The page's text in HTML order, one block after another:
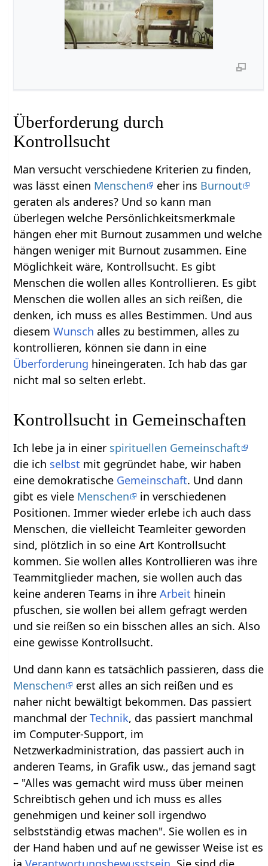
Überforderung durch
Kontrollsucht
Man versucht verschiedene Kriterien zu finden,
was lässt einen Menschen eher ins Burnout
geraten als anderes? Und so kann man
überlegen welche Persönlichkeitsmerkmale
hängen eher mit Burnout zusammen und welche
hängen weniger mit Burnout zusammen. Eine
Möglichkeit wäre, Kontrollsucht. Es gibt
Menschen die wollen alles Kontrollieren. Es gibt
Menschen die wollen alles an sich reißen, die
denken, ich muss es alles Bestimmen. Und aus
diesemWunsch alles zu bestimmen, alles zu
kontrollieren, können sie dann in eine
Überforderung hineingeraten. Ich hab das gar
nicht mal so selten erlebt.
Kontrollsucht in Gemeinschaften
Ich lebe ja in einer spirituellen Gemeinschaft
die ich selbst mit gegründet habe, wir haben
eine demokratische Gemeinschaft. Und dann
gibt es viele Menschen
in verschiedenen
Positionen. Immer wieder erlebe ich auch dass
Menschen, die vielleicht Teamleiter geworden
sind, plötzlich in so eine Art Kontrollsucht
kommen. Sie wollen alles Kontrollieren was ihre
Teammitglieder machen, sie wollen auch das
keine anderen Teams in ihreArbeit hinein
pfuschen, sie wollen bei allem gefragt werden
und sie reißen so ein bisschen alles an sich. Also
eine gewisse Kontrollsucht.
Und dann kann es tatsächlich passieren, dass die
Menschen
erst alles an sich reißen und es
naher nicht bewältigt bekommen. Das passiert
manchmal derTechnik, das passiert manchmal
im Computer-Support, im
Netzwerkadministration, das passiert auch in
anderen Teams, in Grafik usw., das jemand sagt
– "Alles was gemacht wird muss über meinen
Schreibtisch gehen und ich muss es alles
genehmigen und keiner soll irgendwo
selbstständig etwas machen". Sie wollen es in
der Hand haben und auf ne gewisser Weise ist es